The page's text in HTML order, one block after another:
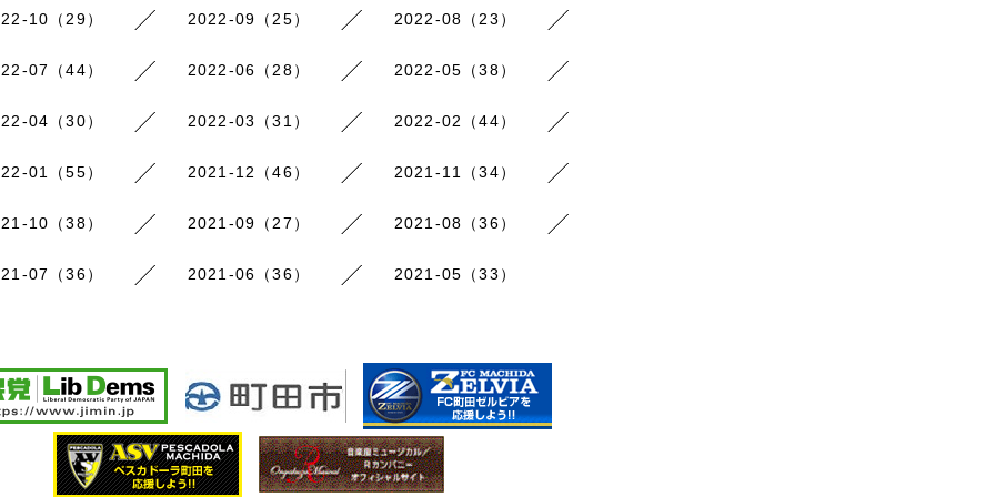
10（29） 2022-09（25） 2022-08（23）
07（44） 2022-06（28） 2022-05（38）
04（30） 2022-03（31） 2022-02（44）
01（55） 2021-12（46） 2021-11（34）
10（38） 2021-09（27） 2021-08（36）
07（36） 2021-06（36） 2021-05（33）